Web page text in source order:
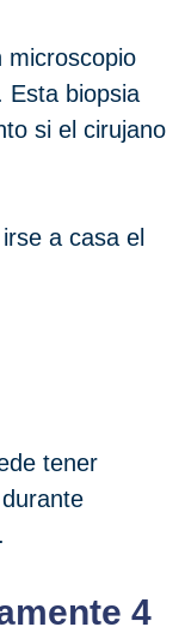
microscopio
Esta biopsia
si el cirujano
a casa el
tener
4